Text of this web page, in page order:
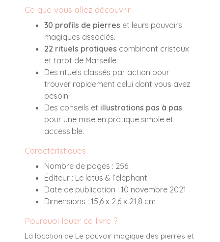
Ce que vous allez découvrir
30 profils de pierres et leurs pouvoirs
magiques associés.
22 rituels pratiques combinant cristaux
et tarot de Marseille.
Des rituels classés par action pour
trouver rapidement celui dont vous avez
besoin.
Des conseils et illustrations pas à pas
pour une mise en pratique simple et
accessible.
Caractéristiques
Nombre de pages : 256
Éditeur : Le lotus & l’éléphant
Date de publication : 10 novembre 2021
Dimensions : 15,6 x 2,6 x 21,8 cm
Pourquoi louer ce livre ?
La location de Le pouvoir magique des pierres et